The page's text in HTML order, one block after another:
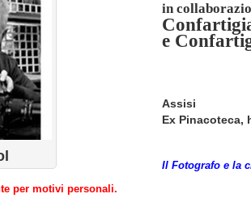
per motivi personali.
in
e
Assisi
Ex Pinacoteca,
Il Fotografo e la